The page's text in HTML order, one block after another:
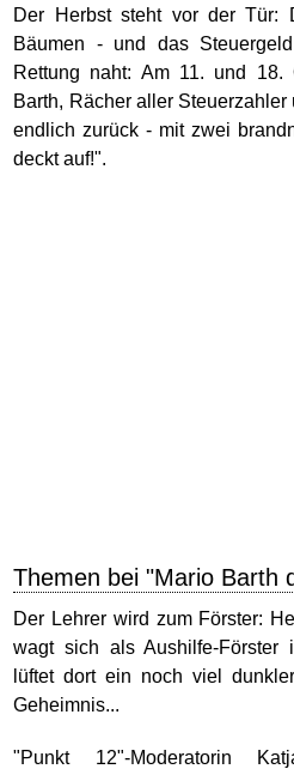
Der Herbst steht vor der Tür:
Bäumen - und das
Rettung naht: Am 11. und 18.
Barth, Rächer aller
endlich zurück - mit zwei
deckt auf!".
Themen bei "Mario Barth
Der Lehrer wird zum Förster:
wagt sich als Aushilfe-Förster
lüftet dort ein noch viel
Geheimnis...
"Punkt 12"-Moderatorin